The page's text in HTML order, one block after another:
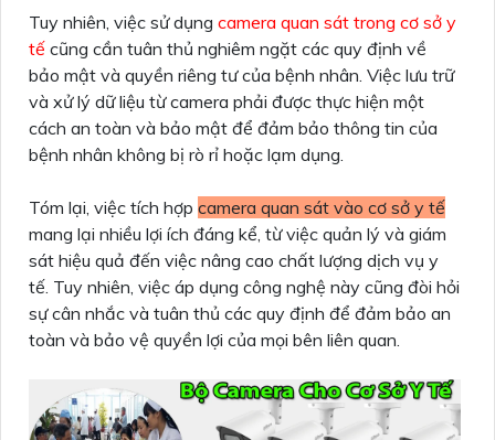
Tuy nhiên, việc sử dụng camera quan sát trong cơ sở y
tế cũng cần tuân thủ nghiêm ngặt các quy định về
bảo mật và quyền riêng tư của bệnh nhân. Việc lưu trữ
và xử lý dữ liệu từ camera phải được thực hiện một
cách an toàn và bảo mật để đảm bảo thông tin của
bệnh nhân không bị rò rỉ hoặc lạm dụng.
Tóm lại, việc tích hợp camera quan sát vào cơ sở y tế
mang lại nhiều lợi ích đáng kể, từ việc quản lý và giám
sát hiệu quả đến việc nâng cao chất lượng dịch vụ y
tế. Tuy nhiên, việc áp dụng công nghệ này cũng đòi hỏi
sự cân nhắc và tuân thủ các quy định để đảm bảo an
toàn và bảo vệ quyền lợi của mọi bên liên quan.